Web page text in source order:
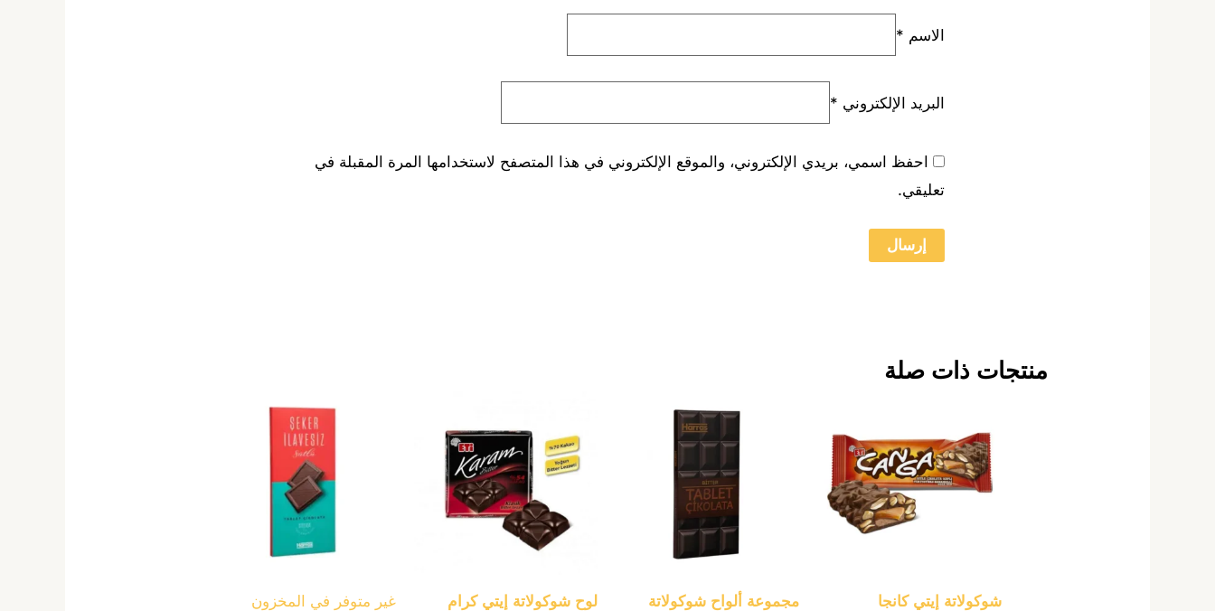
الاسم *
البريد الإلكتروني *
احفظ اسمي، بريدي الإلكتروني، والموقع الإلكتروني في هذا المتصفح لاستخدامها المرة المقبلة في
تعليقي.
منتجات ذات صلة
شوكولاتة إيتي كانجا
العديد
من
الأشكال
يمكن
مجموعة ألواح شوكولاتة
يمكن
لوح شوكولاتة إيتي كرام
العديد
من
المختلفة
يمكن
غير متوفر في المخزون